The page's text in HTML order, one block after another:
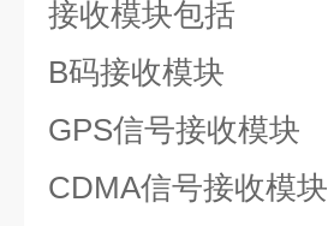
接收模块包括
B码接收模块
GPS信号接收模块
CDMA信号接收模块